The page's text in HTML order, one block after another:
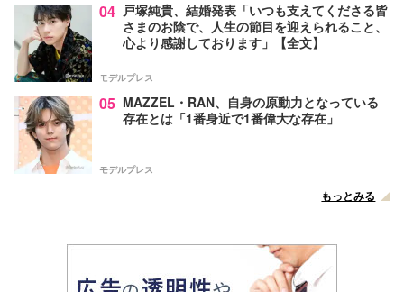
04 戸塚純貴、結婚発表「いつも支えてくださる皆
さまのお陰で、人生の節目を迎えられること、
心より感謝しております」【全文】
モデルプレス
05 MAZZEL・RAN、自身の原動力となっている
存在とは「1番身近で1番偉大な存在」
モデルプレス
もっとみる